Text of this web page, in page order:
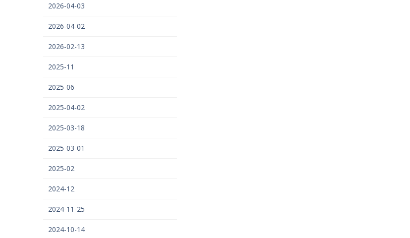
2026-04-03
2026-04-02
2026-02-13
2025-11
2025-06
2025-04-02
2025-03-18
2025-03-01
2025-02
2024-12
2024-11-25
2024-10-14